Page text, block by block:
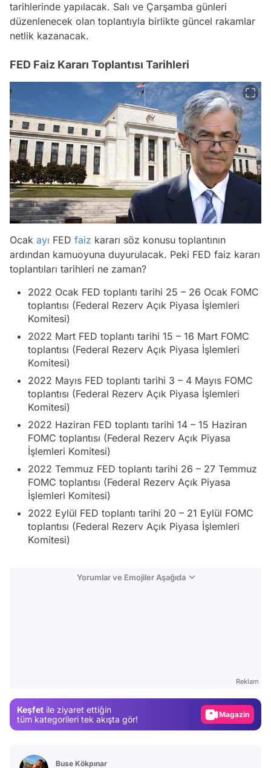
tarihlerinde yapılacak. Salı ve Çarşamba günleri
düzenlenecek olan toplantıyla birlikte güncel rakamlar
netlik kazanacak.
FED Faiz Kararı Toplantısı Tarihleri
Ocak ayı FED faiz kararı söz konusu toplantının
ardından kamuoyuna duyurulacak. Peki FED faiz kararı
toplantıları tarihleri ne zaman?
2022 Ocak FED toplantı tarihi 25 – 26 Ocak FOMC
toplantısı (Federal Rezerv Açık Piyasa İşlemleri
Komitesi)
2022 Mart FED toplantı tarihi 15 – 16 Mart FOMC
toplantısı (Federal Rezerv Açık Piyasa İşlemleri
Komitesi)
2022 Mayıs FED toplantı tarihi 3 – 4 Mayıs FOMC
toplantısı (Federal Rezerv Açık Piyasa İşlemleri
Komitesi)
2022 Haziran FED toplantı tarihi 14 – 15 Haziran
FOMC toplantısı (Federal Rezerv Açık Piyasa
İşlemleri Komitesi)
2022 Temmuz FED toplantı tarihi 26 – 27 Temmuz
FOMC toplantısı (Federal Rezerv Açık Piyasa
İşlemleri Komitesi)
2022 Eylül FED toplantı tarihi 20 – 21 Eylül FOMC
toplantısı (Federal Rezerv Açık Piyasa İşlemleri
Komitesi)
Yorumlar ve Emojiler Aşağıda
Reklam
Keşfet ile ziyaret ettiğin
tüm kategorileri tek akışta gör!
Magazin
Buse Kökpınar